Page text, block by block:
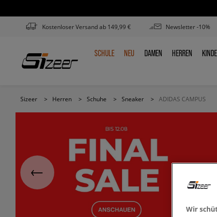
Kostenloser Versand ab 149,99 € Newsletter -10%
SCHULE
SCHULE NEU
NEU DAMEN
DAMEN HERREN
HERREN
Sizeer > Herren > Schuhe > Sneaker > ADIDAS CAMPUS
Wir